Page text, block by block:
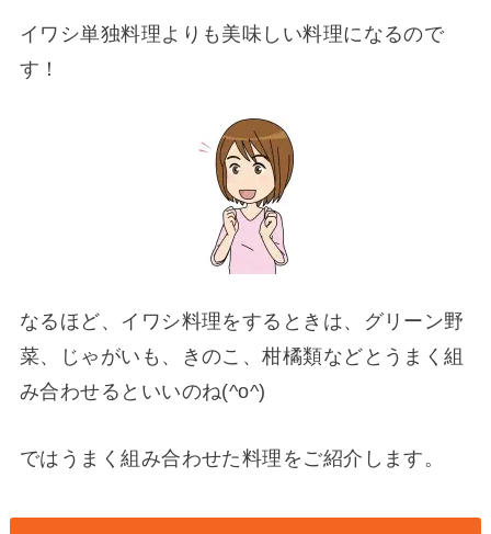
イワシ単独料理よりも美味しい料理になるので
す！
なるほど、イワシ料理をするときは、グリーン野
菜、じゃがいも、きのこ、柑橘類などとうまく組
み合わせるといいのね(^o^)
ではうまく組み合わせた料理をご紹介します。